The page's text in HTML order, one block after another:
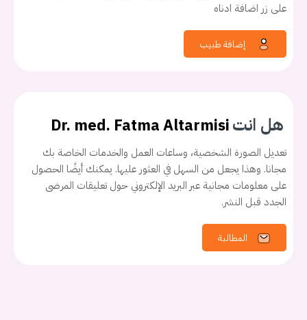
يجب عليك تسجيل الدخول حتى يمكنك طرح سؤال.
على زر اضافة ادناه
هل انتDr. med. Fatma Altarmisi
تعديل الصورة الشخصية، وساعات العمل والخدمات الخاصة بك
مجانا. وهذا يجعل من السهل في العثور عليها. يمكنك أيضًا الحصول
على معلومات مجانية عبر البريد الإلكتروني حول تعليقات المرضى
الجدد قبل النشر.
المطالبة